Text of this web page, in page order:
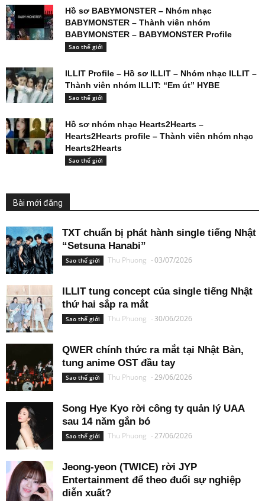
Hồ sơ BABYMONSTER – Nhóm nhạc
BABYMONSTER – Thành viên nhóm
BABYMONSTER – BABYMONSTER Profile
Sao thế giới
ILLIT Profile – Hồ sơ ILLIT – Nhóm nhạc ILLIT –
Thành viên nhóm ILLIT: “Em út” HYBE
Sao thế giới
Hồ sơ nhóm nhạc Hearts2Hearts –
Hearts2Hearts profile – Thành viên nhóm nhạc
Hearts2Hearts
Sao thế giới
Bài mới đăng
TXT chuẩn bị phát hành single tiếng Nhật
“Setsuna Hanabi”
Sao thế giới Thu Phuong -03/07/2026
ILLIT tung concept của single tiếng Nhật
thứ hai sắp ra mắt
Sao thế giới Thu Phuong - 30/06/2026
QWER chính thức ra mắt tại Nhật Bản,
tung anime OST đầu tay
Sao thế giới Thu Phuong -29/06/2026
Song Hye Kyo rời công ty quản lý UAA
sau 14 năm gắn bó
Sao thế giới Thu Phuong -27/06/2026
Jeong-yeon (TWICE) rời JYP
Entertainment để theo đuổi sự nghiệp
diễn xuất?